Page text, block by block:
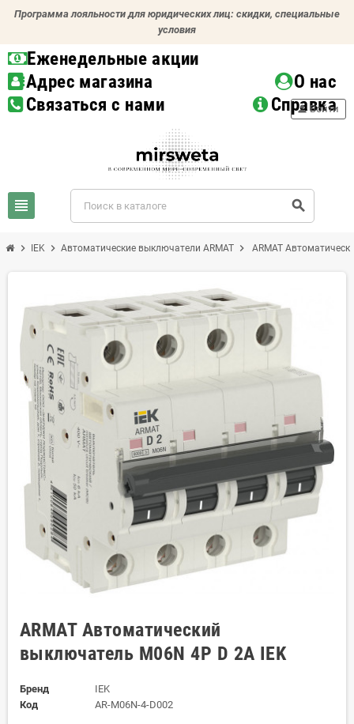
Программа лояльности для юридических лиц: скидки, специальные
условия
Еженедельные акции
Адрес магазина
О нас
Связаться с нами
Справка
view_headline search
person Войти
chevron_right IEK chevron_right Автоматические выключатели ARMAT chevron_right ARMAT
ARMAT Автоматический
выключатель M06N 4P D 2А IEK
Бренд
IEK
Код
AR-M06N-4-D002